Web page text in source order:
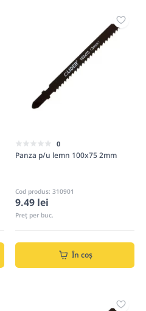
0
Panza p/u lemn 100x75 2mm
Cod produs: 310901
9.49 lei
Preț per buc.
În coș